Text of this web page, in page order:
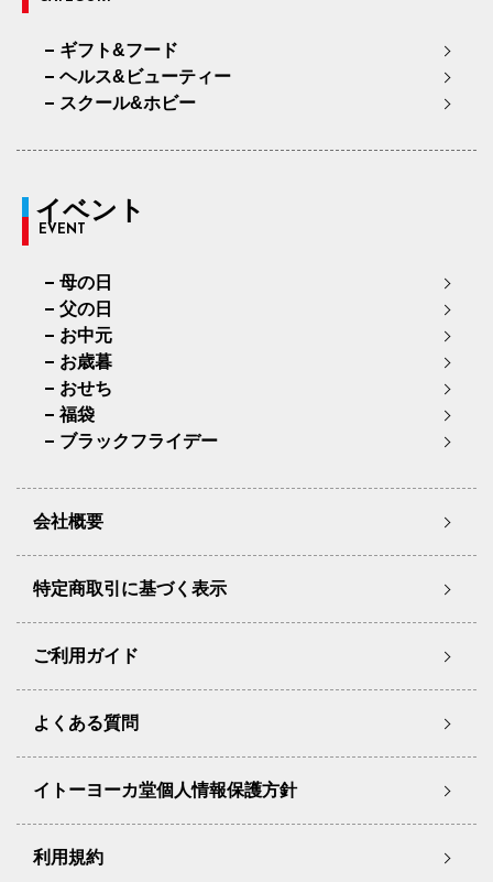
ギフト&フード
ヘルス&ビューティー
スクール&ホビー
イベント
EVENT
母の日
父の日
お中元
お歳暮
おせち
福袋
ブラックフライデー
会社概要
特定商取引に基づく表示
ご利用ガイド
よくある質問
イトーヨーカ堂個人情報保護方針
利用規約